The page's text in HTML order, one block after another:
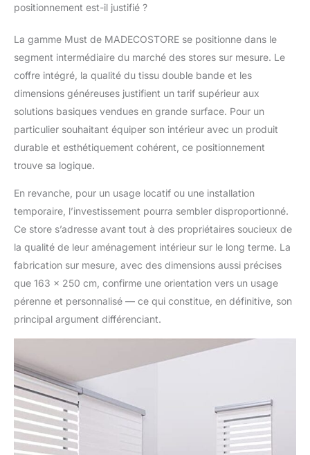
positionnement est-il justifié ?
La gamme Must de MADECOSTORE se positionne dans le
segment intermédiaire du marché des stores sur mesure. Le
coffre intégré, la qualité du tissu double bande et les
dimensions généreuses justifient un tarif supérieur aux
solutions basiques vendues en grande surface. Pour un
particulier souhaitant équiper son intérieur avec un produit
durable et esthétiquement cohérent, ce positionnement
trouve sa logique.
En revanche, pour un usage locatif ou une installation
temporaire, l’investissement pourra sembler disproportionné.
Ce store s’adresse avant tout à des propriétaires soucieux de
la qualité de leur aménagement intérieur sur le long terme. La
fabrication sur mesure, avec des dimensions aussi précises
que 163 x 250 cm, confirme une orientation vers un usage
pérenne et personnalisé — ce qui constitue, en définitive, son
principal argument différenciant.